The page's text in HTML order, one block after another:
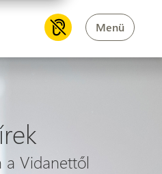
Menü
a Vidanettől